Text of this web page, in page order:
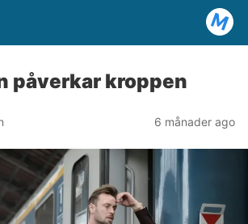
påverkar kroppen
6 månader ago